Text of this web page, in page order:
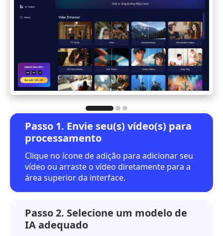
Passo 1. Envie seu(s) vídeo(s) para
processamento
Clique no ícone de adição para adicionar seu
vídeo ou arraste o vídeo diretamente para a
área superior da interface.
Passo 2. Selecione um modelo de
IA adequado